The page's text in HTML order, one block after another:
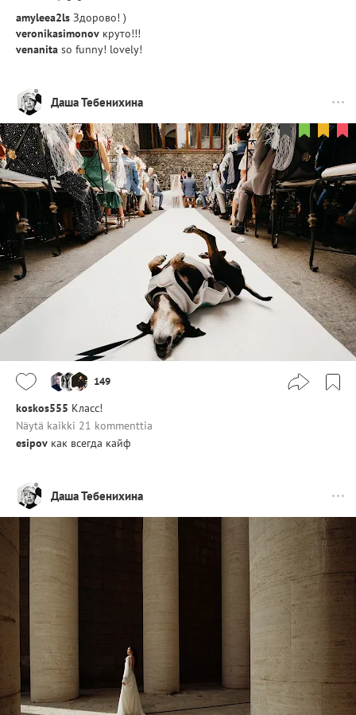
amyleea2ls Здорово! )
veronikasimonov круто!!!
venanita so funny! lovely!
Даша Тебенихина
149
koskos555 Класс!
Näytä kaikki 21 kommenttia
esipov как всегда кайф
Даша Тебенихина